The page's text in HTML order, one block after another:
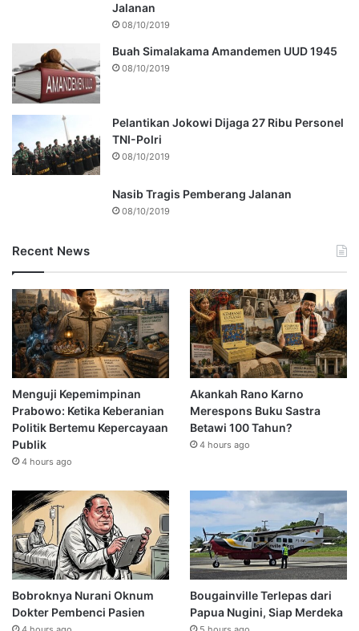
Jalanan
08/10/2019
Buah Simalakama Amandemen UUD 1945
08/10/2019
Pelantikan Jokowi Dijaga 27 Ribu Personel
TNI-Polri
08/10/2019
Nasib Tragis Pemberang Jalanan
08/10/2019
Recent News
Menguji Kepemimpinan
Prabowo: Ketika Keberanian
Politik Bertemu Kepercayaan
Publik
4 hours ago
Akankah Rano Karno
Merespons Buku Sastra
Betawi 100 Tahun?
4 hours ago
Bobroknya Nurani Oknum
Dokter Pembenci Pasien
Bougainville Terlepas dari
Papua Nugini, Siap Merdeka